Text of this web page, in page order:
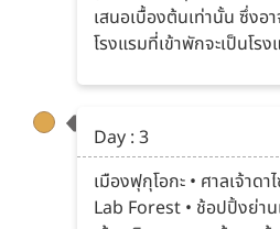
เสนอเบื้องต้นเท่านั้น ซึ่งอ
โรงแรมที่เข้าพักจะเป็นโร
Day : 3
เมืองฟุกุโอกะ • ศาลเจ้าด
Lab Forest • ช้อปปิ้งย่า